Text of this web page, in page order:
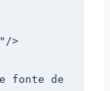
>
fonte de